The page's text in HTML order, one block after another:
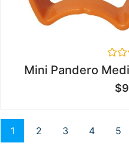
en
de
Mini Pandero
$
1 2 3 4 5